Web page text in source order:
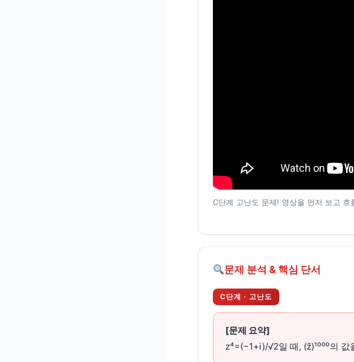
C단계 고난도 문제! 영상을 먼저 보고
문제 분석 & 핵심 단서
C단계 · 고난도
[문제 요약]
z⁴=(−1+i)/√2일 때, (z̄)¹⁰⁰⁰의 값